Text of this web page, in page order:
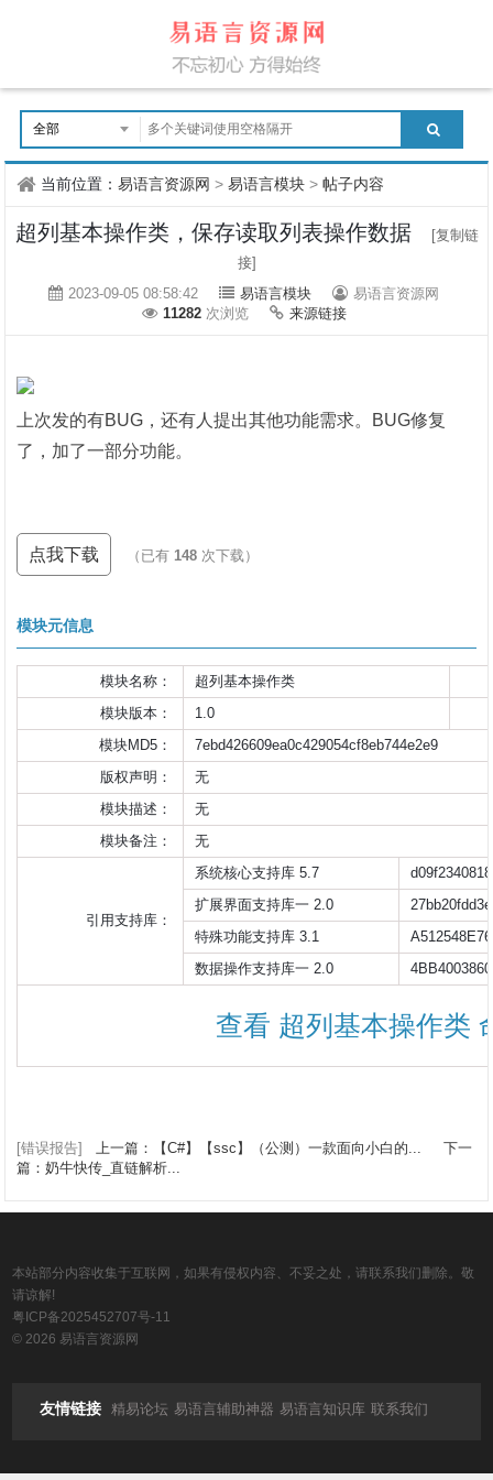
当前位置：易语言资源网 >易语言模块 >帖子内容
超列基本操作类，保存读取列表操作数据
[复制链
接]
2023-09-05 08:58:42
易语言模块
易语言资源网
11282 次浏览 来源链接
上次发的有BUG，还有人提出其他功能需求。BUG修复
了，加了一部分功能。
点我下载 （已有148 次下载）
模块元信息
模块名称：
超列基本操作类
模块版本：
1.0
模块MD5：
7ebd426609ea0c429054cf8eb744e2e9
版权声明：
无
模块描述：
无
模块备注：
无
引用支持库：
系统核心支持库 5.7
扩展界面支持库一 2.0
特殊功能支持库 3.1
数据操作支持库一 2.0
查看 超列基本操作类
[错误报告] 上一篇：【C#】【ssc】（公测）一款面向小白的...
下一
篇：奶牛快传_直链解析...
本站部分内容收集于互联网，如果有侵权内容、不妥之处，请联系我们删除。敬
请谅解!
粤ICP备2025452707号-11
© 2026 易语言资源网
友情链接 精易论坛 易语言辅助神器 易语言知识库 联系我们